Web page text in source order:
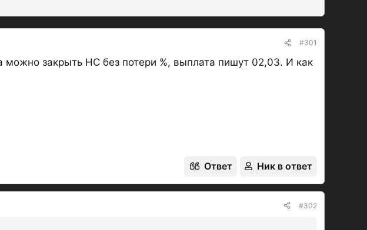
годовых на2расчётных периода от100кдо5млн руб -
#301
закрыть НС без потери %, выплата пишут 02,03. И как
Ответ Ник в ответ
#302